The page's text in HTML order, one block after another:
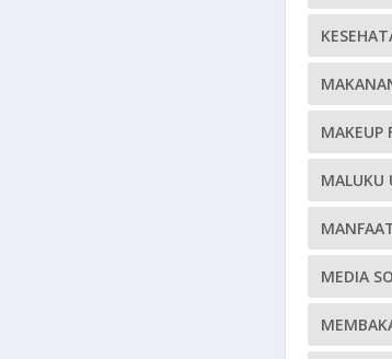
MAKEUP
MALUKU
MEDIA